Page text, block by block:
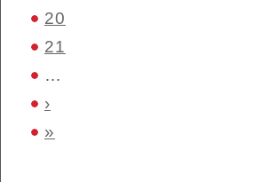
20
21
…
›
»